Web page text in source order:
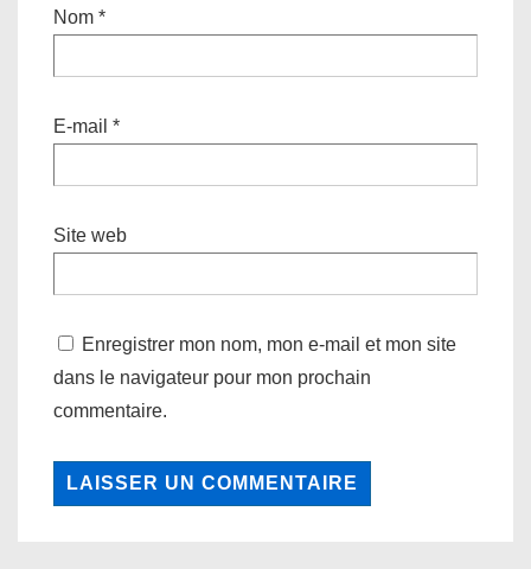
Nom *
E-mail *
Site web
Enregistrer mon nom, mon e-mail et mon site
dans le navigateur pour mon prochain
commentaire.